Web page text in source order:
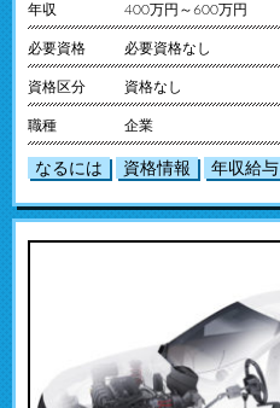
年収 400万円～600万円
必要資格 必要資格なし
資格区分 資格なし
職種 企業
なるには 資格情報 年収給与